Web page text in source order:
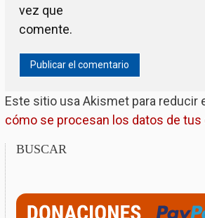
vez que
comente.
Este sitio usa Akismet para reducir
cómo se procesan los datos de
BUSCAR